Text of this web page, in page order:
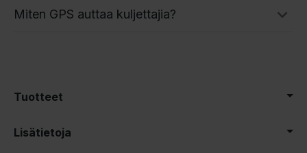
Miten GPS auttaa kuljettajia?
Tuotteet
Lisätietoja